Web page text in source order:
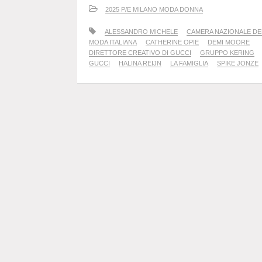
2025 P/E MILANO MODA DONNA
ALESSANDRO MICHELE
CAMERA NAZIONALE
MODA ITALIANA
CATHERINE OPIE
DEMI MOORE
DIRETTORE CREATIVO DI GUCCI
GRUPPO KERING
GUCCI
HALINA REIJN LA FAMIGLIA SPIKE JONZE